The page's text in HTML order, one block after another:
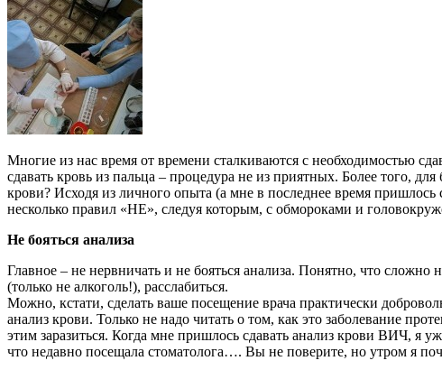
Многие из нас время от времени сталкиваются с необходимостью
сдавать кровь из пальца – процедура не из приятных. Более того,
крови? Исходя из личного опыта (а мне в последнее время
несколько правил «НЕ», следуя которым, с обмороками и
Не бояться анализа
Главное – не нервничать и не бояться анализа. Понятно, что
(только не алкоголь!), расслабиться.
Можно, кстати, сделать ваше посещение врача практически
анализ крови. Только не надо читать о том, как это заболевание
этим заразиться. Когда мне пришлось сдавать анализ крови ВИЧ, я
что недавно посещала стоматолога…. Вы не поверите, но утром я